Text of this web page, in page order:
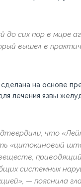
до сих пор в мире
вышел в
на основе
лечения язвы
что
«цитокиновый
системных
— пояснила